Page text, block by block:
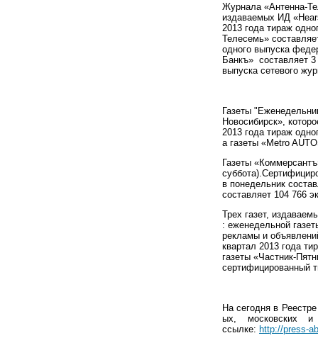
Журнала «Антенна-
издаваемых ИД
2013 года тираж
Телесемь»
одного выпуска
Банкъ» составляет 3
выпуска сетевого
Газеты
Новосибирск»,
2013 года тираж
а газеты «Metro AUTO
Газеты
суббо
в понедельник
составляет 104 766
Трех газет,
: еженедельной
рекламы и
квартал 2013 года
газеты «Частник-
сертифицированный
На сегодня в
ых, московских и
ссылке: http://press-a